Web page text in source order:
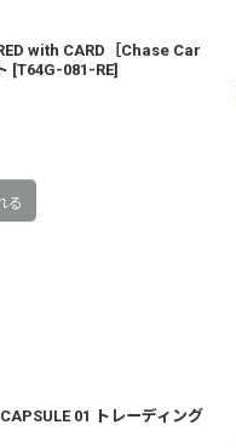
with CARD［Chase Car
[T64G-081-RE]
る
01 トレーディング